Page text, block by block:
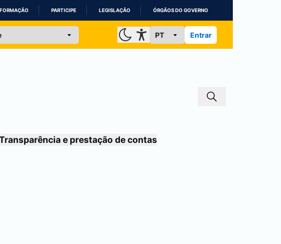
PARTICIPE LEGISLAÇÃO ÓRGÃOS DO GOVERNO
Entrar
e prestação de contas